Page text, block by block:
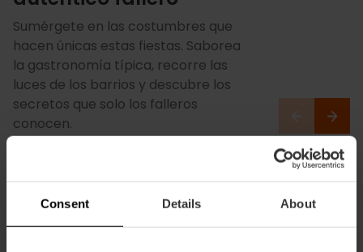
Consent Details About
Sumérgete en las costumbres que
hacen únicas estas fiestas. Saborea
la gastronomía típica, recorre las
luces de los barrios y descubre los
secretos que solo los falleros
conocen.